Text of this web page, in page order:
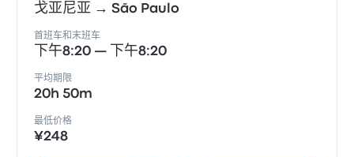
戈亚尼亚 → São Paulo
首班车和末班车
下午8:20 — 下午8:20
平均期限
20h 50m
最低价格
¥248